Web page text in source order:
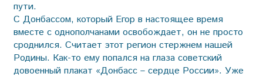
пути.
С Донбассом, который Егор в настоящее время
вместе с однополчанами освобождает, он не просто
сроднился. Считает этот регион стержнем нашей
Родины. Как-то ему попался на глаза советский
довоенный плакат «Донбасс – сердце России». Уже